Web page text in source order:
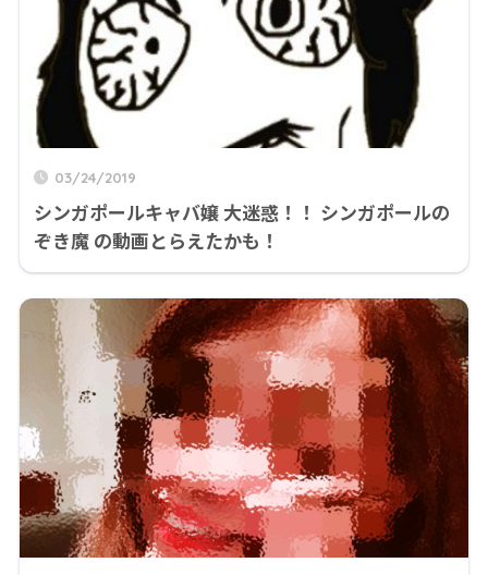
03/24/2019
シンガポールキャバ嬢 大迷惑！！ シンガポールの
ぞき魔 の動画とらえたかも！